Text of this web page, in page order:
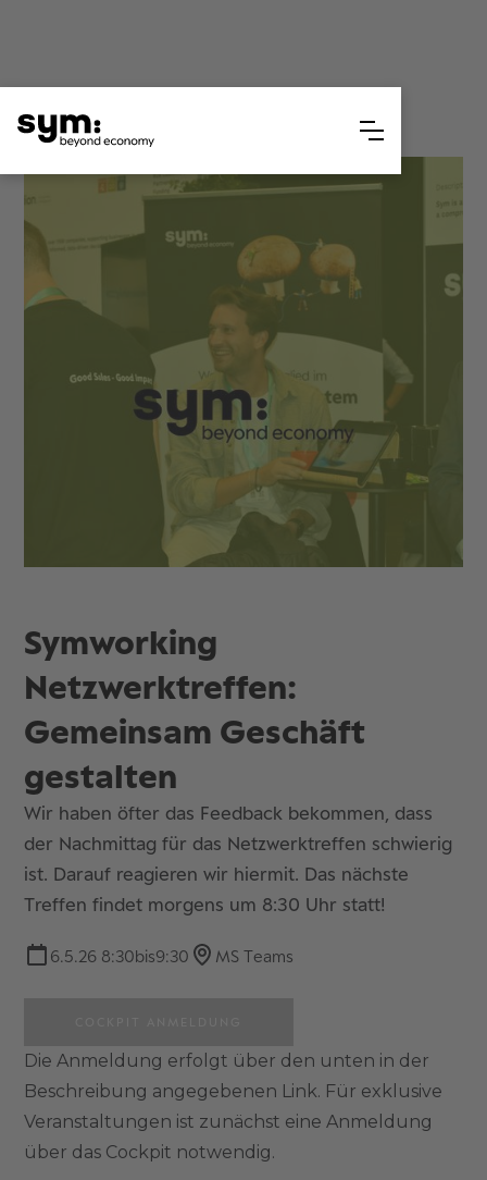
Symworking
Netzwerktreffen:
Gemeinsam Geschäft
gestalten
Wir haben öfter das Feedback bekommen, dass
der Nachmittag für das Netzwerktreffen schwierig
ist. Darauf reagieren wir hiermit. Das nächste
Treffen findet morgens um 8:30 Uhr statt!
6.5.26 8:30bis9:30 MS Teams
Die Anmeldung erfolgt über den unten in der
Beschreibung angegebenen Link. Für exklusive
Veranstaltungen ist zunächst eine Anmeldung
über das Cockpit notwendig.